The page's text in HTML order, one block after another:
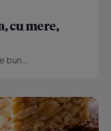
cu mere,
bun...